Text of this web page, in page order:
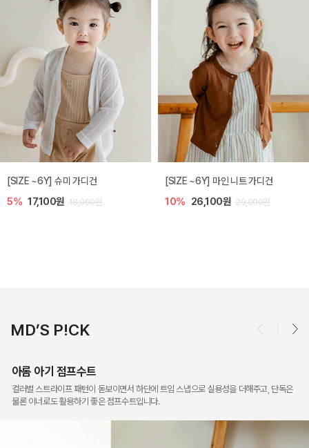
밀라 아기 점프수트
10% 30,600원 34,000원
밀라 아기 셋업
20% 35,200원 44,000원
MD’S P!CK
아롬 아기 점프수트
컬러별 스트라이프 패턴이 돋보이면서 하단에 트임 스냅으로 실용성을 더해주고, 단독은
물론 이너로도 활용하기 좋은 점프수트입니다.